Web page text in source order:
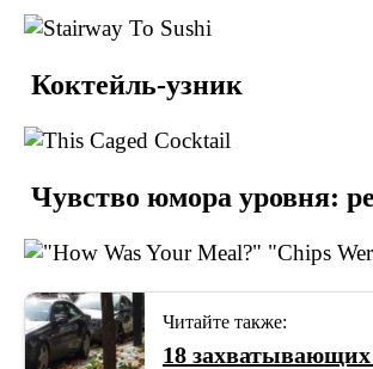
Коктейль-узник
Чувство юмора уровня:
Читайте также:
18